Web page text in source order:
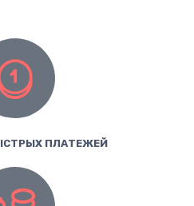
ПЛАТЕЖЕЙ